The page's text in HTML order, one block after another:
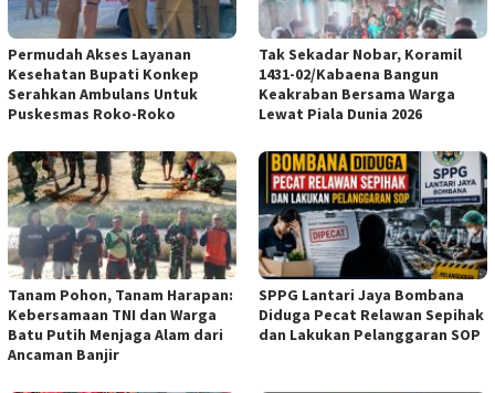
Permudah Akses Layanan
Kesehatan Bupati Konkep
Serahkan Ambulans Untuk
Puskesmas Roko-Roko
Tak Sekadar Nobar, Koramil
1431-02/Kabaena Bangun
Keakraban Bersama Warga
Lewat Piala Dunia 2026
Tanam Pohon, Tanam Harapan:
Kebersamaan TNI dan Warga
Batu Putih Menjaga Alam dari
Ancaman Banjir
SPPG Lantari Jaya Bombana
Diduga Pecat Relawan Sepihak
dan Lakukan Pelanggaran SOP